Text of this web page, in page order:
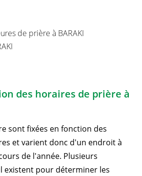
de prière à BARAKI
des horaires de prière à
sont fixées en fonction des
et varient donc d'un endroit à
de l'année. Plusieurs
existent pour déterminer les